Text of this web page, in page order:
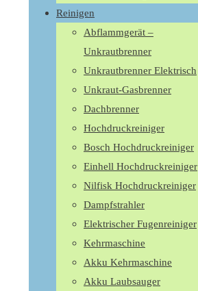
Reinigen
Abflammgerät –
Unkrautbrenner
Unkrautbrenner Elektrisch
Unkraut-Gasbrenner
Dachbrenner
Hochdruckreiniger
Bosch Hochdruckreiniger
Einhell Hochdruckreiniger
Nilfisk Hochdruckreiniger
Dampfstrahler
Elektrischer Fugenreiniger
Kehrmaschine
Akku Kehrmaschine
Akku Laubsauger